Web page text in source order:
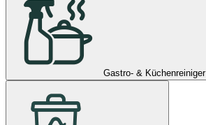
Gastro- & Küchenreiniger